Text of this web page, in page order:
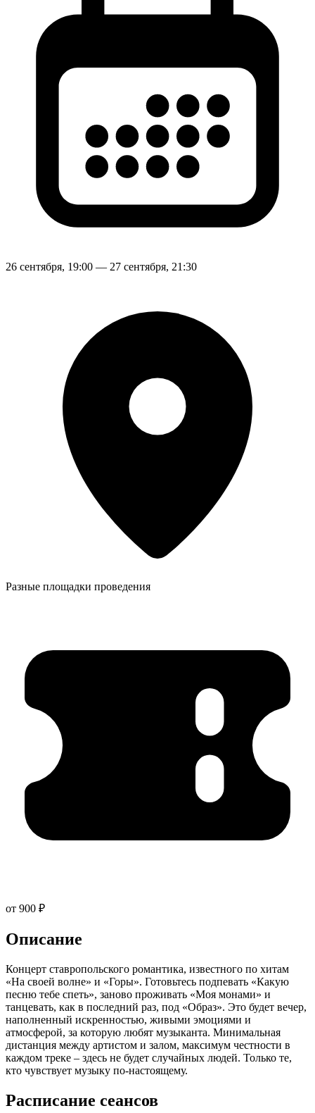
26 сентября, 19:00 — 27 сентября, 21:30
Разные площадки проведения
от 900 ₽
Описание
Концерт ставропольского романтика, известного по хитам
«На своей волне» и «Горы». Готовьтесь подпевать «Какую
песню тебе спеть», заново проживать «Моя монами» и
танцевать, как в последний раз, под «Образ». Это будет вечер,
наполненный искренностью, живыми эмоциями и
атмосферой, за которую любят музыканта. Минимальная
дистанция между артистом и залом, максимум честности в
каждом треке – здесь не будет случайных людей. Только те,
кто чувствует музыку по-настоящему.
Расписание сеансов